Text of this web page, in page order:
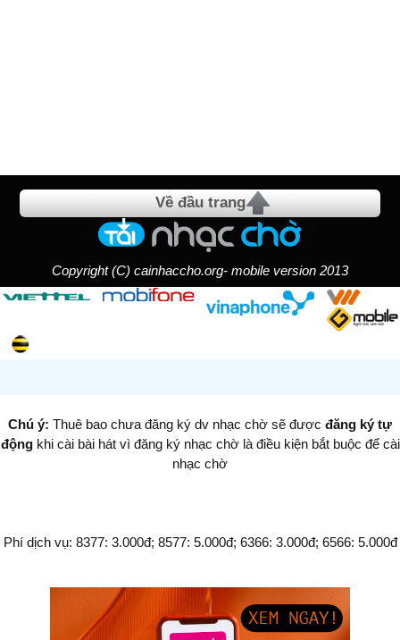
Về đầu trang
Copyright (C) cainhaccho.org- mobile version 2013
Chú ý: Thuê bao chưa đăng ký dv nhạc chờ sẽ được đăng ký tự
độngkhi cài bài hát vì đăng ký nhạc chờ là điều kiện bắt buộc để cài
nhạc chờ
Phí dịch vụ: 8377: 3.000đ; 8577: 5.000đ; 6366: 3.000đ; 6566: 5.000đ